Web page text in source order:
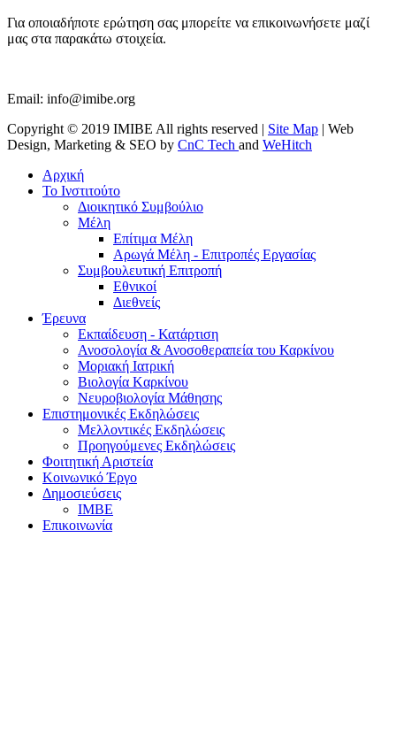
Για οποιαδήποτε ερώτηση σας μπορείτε να επικοινωνήσετε μαζί
μας στα παρακάτω στοιχεία.
Email: info@imibe.org
Copyright © 2019 IMIBE All rights reserved | Site Map | Web
Design, Marketing & SEO by CnC Tech and WeHitch
Αρχική
Το Ινστιτούτο
Διοικητικό Συμβούλιο
Μέλη
Επίτιμα Μέλη
Αρωγά Μέλη - Επιτροπές Εργασίας
Συμβουλευτική Επιτροπή
Εθνικοί
Διεθνείς
Έρευνα
Εκπαίδευση - Κατάρτιση
Ανοσολογία & Ανοσοθεραπεία του Καρκίνου
Μοριακή Ιατρική
Βιολογία Kαρκίνου
Νευροβιολογία Μάθησης
Επιστημονικές Εκδηλώσεις
Μελλοντικές Εκδηλώσεις
Προηγούμενες Εκδηλώσεις
Φοιτητική Αριστεία
Κοινωνικό Έργο
Δημοσιεύσεις
ΙΜΒΕ
Επικοινωνία